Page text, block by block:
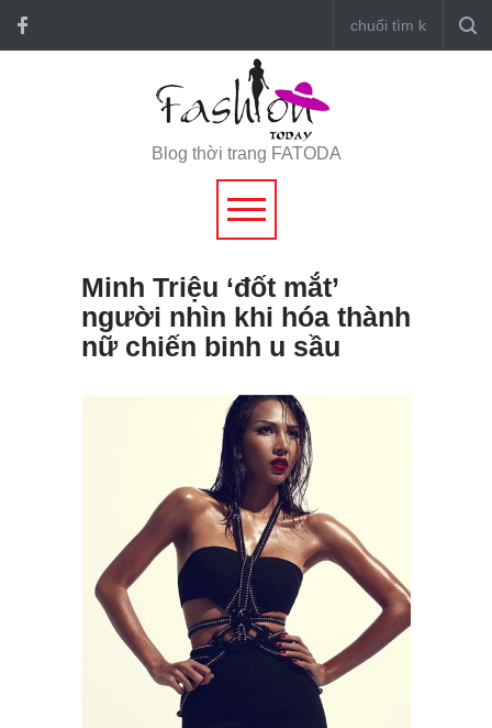
Blog thời trang FATODA
Minh Triệu ‘đốt mắt’
người nhìn khi hóa thành
nữ chiến binh u sầu